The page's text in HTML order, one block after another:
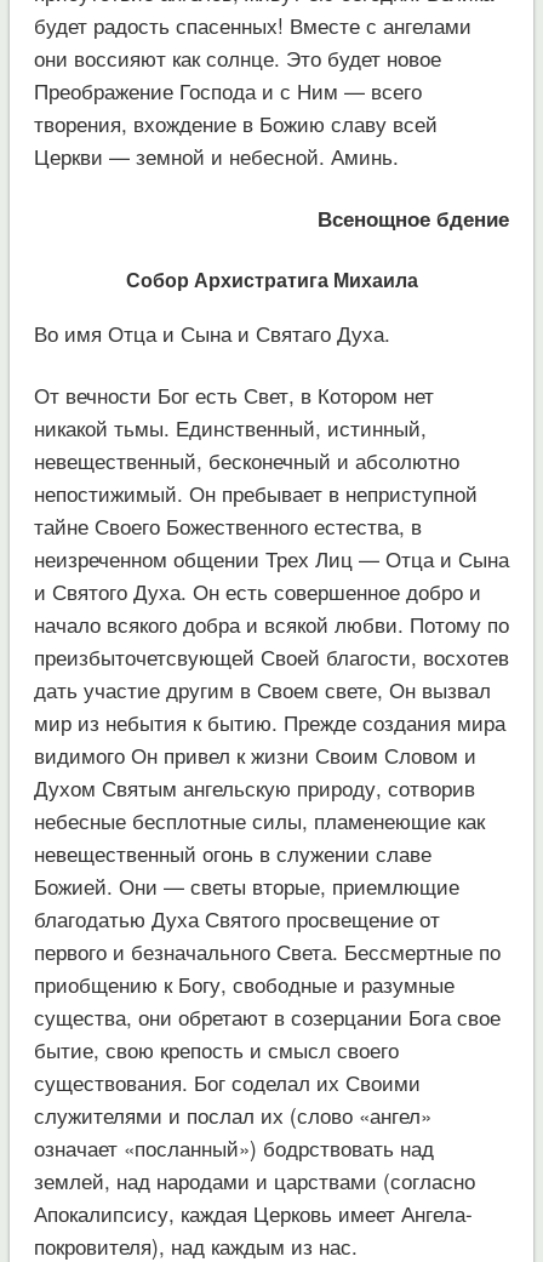
будет радость спасенных! Вместе с ангелами
они воссияют как солнце. Это будет новое
Преображение Господа и с Ним — всего
творения, вхождение в Божию славу всей
Церкви — земной и небесной. Аминь.
Всенощное бдение
Собор Архистратига Михаила
Во имя Отца и Сына и Святаго Духа.
От вечности Бог есть Свет, в Котором нет
никакой тьмы. Единственный, истинный,
невещественный, бесконечный и абсолютно
непостижимый. Он пребывает в неприступной
тайне Своего Божественного естества, в
неизреченном общении Трех Лиц — Отца и Сына
и Святого Духа. Он есть совершенное добро и
начало всякого добра и всякой любви. Потому по
преизбыточетсвующей Своей благости, восхотев
дать участие другим в Своем свете, Он вызвал
мир из небытия к бытию. Прежде создания мира
видимого Он привел к жизни Своим Словом и
Духом Святым ангельскую природу, сотворив
небесные бесплотные силы, пламенеющие как
невещественный огонь в служении славе
Божией. Они — светы вторые, приемлющие
благодатью Духа Святого просвещение от
первого и безначального Света. Бессмертные по
приобщению к Богу, свободные и разумные
существа, они обретают в созерцании Бога свое
бытие, свою крепость и смысл своего
существования. Бог соделал их Своими
служителями и послал их (слово «ангел»
означает «посланный») бодрствовать над
землей, над народами и царствами (согласно
Апокалипсису, каждая Церковь имеет Ангела-
покровителя), над каждым из нас.